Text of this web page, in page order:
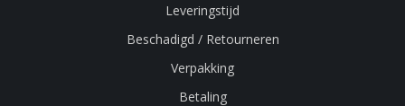
Leveringstijd
Beschadigd / Retourneren
Verpakking
Betaling